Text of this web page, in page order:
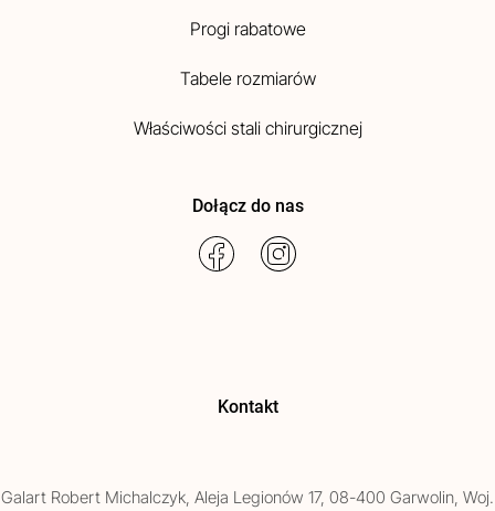
Progi rabatowe
Tabele rozmiarów
Właściwości stali chirurgicznej
Dołącz do nas
Kontakt
Galart Robert Michalczyk, Aleja Legionów 17, 08-400 Garwolin, Woj.